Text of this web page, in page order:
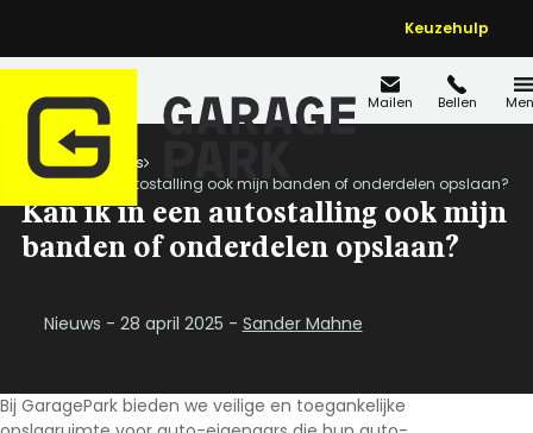
Keuzehulp
Mailen Bellen
Home Nieuws
Kan ik in een autostalling ook mijn banden of onderdelen opslaan?
Kan ik in een autostalling ook mijn
banden of onderdelen opslaan?
Nieuws - 28 april 2025 - Sander Mahne
Bij GaragePark bieden we veilige en toegankelijke